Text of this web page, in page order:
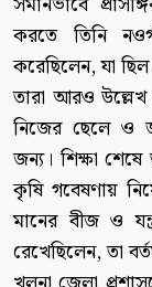
করতে তিনি
করেছিলেন, যা
তারা আরও
নিজের ছেলে ও
জন্য। শিক্ষা
কৃষি গবেষণায়
মানের বীজ ও
রেখেছিলেন, তা